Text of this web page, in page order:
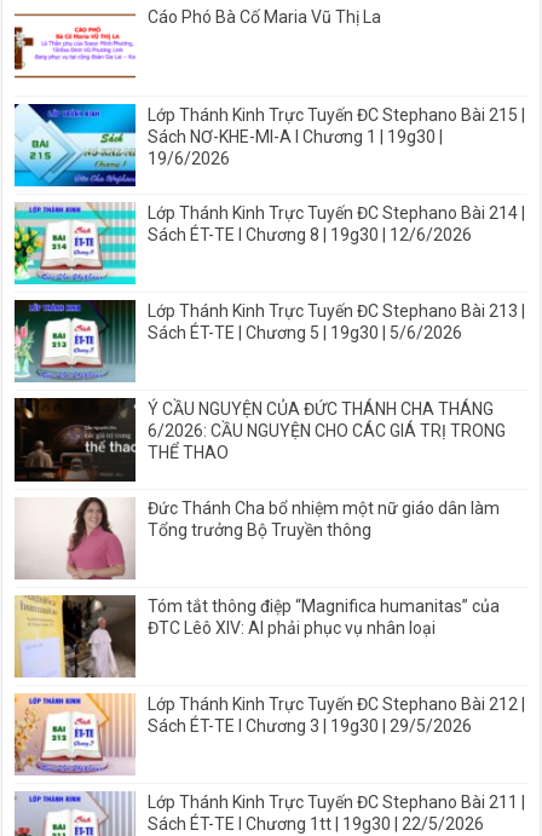
Cáo Phó Bà Cố Maria Vũ Thị La
Lớp Thánh Kinh Trực Tuyến ĐC Stephano Bài 215 |
Sách NƠ-KHE-MI-A I Chương 1 | 19g30 |
19/6/2026
Lớp Thánh Kinh Trực Tuyến ĐC Stephano Bài 214 |
Sách ÉT-TE I Chương 8 | 19g30 | 12/6/2026
Lớp Thánh Kinh Trực Tuyến ĐC Stephano Bài 213 |
Sách ÉT-TE | Chương 5 | 19g30 | 5/6/2026
Ý CẦU NGUYỆN CỦA ĐỨC THÁNH CHA THÁNG
6/2026: CẦU NGUYỆN CHO CÁC GIÁ TRỊ TRONG
THỂ THAO
Đức Thánh Cha bổ nhiệm một nữ giáo dân làm
Tổng trưởng Bộ Truyền thông
Tóm tắt thông điệp “Magnifica humanitas” của
ĐTC Lêô XIV: AI phải phục vụ nhân loại
Lớp Thánh Kinh Trực Tuyến ĐC Stephano Bài 212 |
Sách ÉT-TE I Chương 3 | 19g30 | 29/5/2026
Lớp Thánh Kinh Trực Tuyến ĐC Stephano Bài 211 |
Sách ÉT-TE I Chương 1tt | 19g30 | 22/5/2026